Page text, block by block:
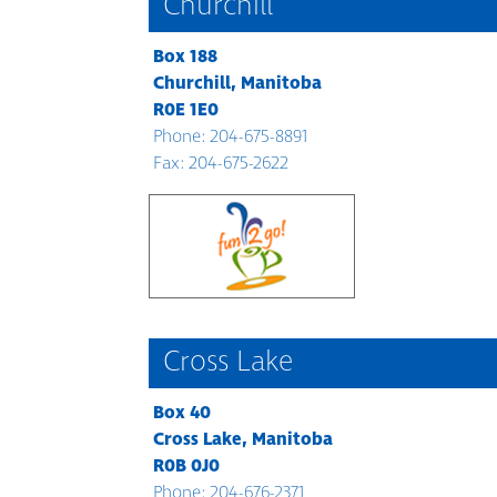
Box 188
Churchill, Manitoba
R0E 1E0
Phone: 204-675-8891
Fax: 204-675-2622
Cross Lake
Box 40
Cross Lake, Manitoba
R0B 0J0